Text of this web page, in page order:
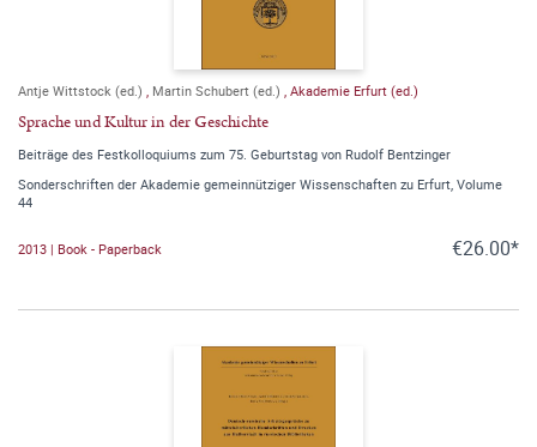
Antje Wittstock (ed.) , Martin Schubert (ed.) , Akademie Erfurt (ed.)
Sprache und Kultur in der Geschichte
Beiträge des Festkolloquiums zum 75. Geburtstag von Rudolf Bentzinger
Sonderschriften der Akademie gemeinnütziger Wissenschaften zu Erfurt, Volume
44
2013 | Book - Paperback €26.00*